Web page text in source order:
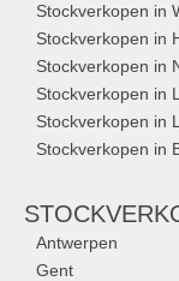
Stockverkopen in
Stockverkopen in
Stockverkopen in
Stockverkopen in
Stockverkopen in
Stockverkopen in
Antwerpen
Gent